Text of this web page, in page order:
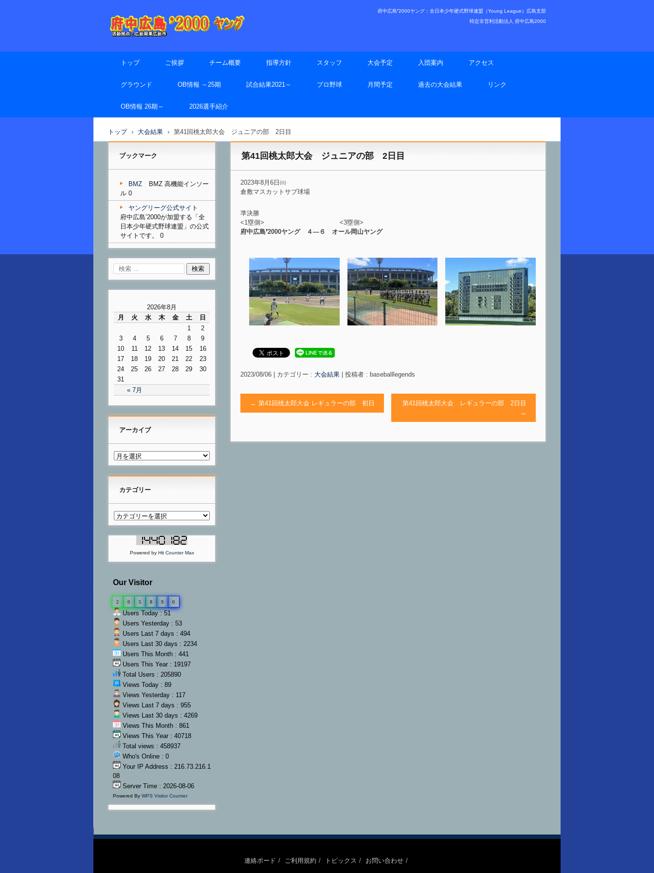
府中広島❜2000ヤング：全日本少年硬式野球連盟（Young League）広島支部
特定非営利活動法人 府中広島2000
トップ ご挨拶 チーム概要 指導方針 スタッフ 大会予定 入団案内 アクセス
グラウンド OB情報 ～25期 試合結果2021～ プロ野球 月間予定 過去の大会結果 リンク
OB情報 26期～ 2026選手紹介
トップ › 大会結果 › 第41回桃太郎大会 ジュニアの部 2日目
第41回桃太郎大会 ジュニアの部 2日目
2023年8月6日㈰
倉敷マスカットサブ球場
準決勝
<1塁側> <3塁側>
府中広島❜2000ヤング ４―６ オール岡山ヤング
2023/08/06 カテゴリー : 大会結果 投稿者 : baseballlegends
← 第41回桃太郎大会 レギュラーの部 初日
第41回桃太郎大会 レギュラーの部 2日目
→
ブックマーク
BMZ
BMZ 高機能インソー
ル 0
ヤングリーグ公式サイト
府中広島’2000が加盟する「全
日本少年硬式野球連盟」の公式
サイトです。 0
2026年8月
月
火 水 木 金 土 日
« 7月
1
2
3
4 5 6 7 8
9
10
11 12 13 14 15
16
17
18 19 20 21 22
23
24
25 26 27 28 29
30
31
アーカイブ
カテゴリー
Powered by Hit Counter Max
Our Visitor
2 0 5 8 9 0
Users Today : 51
Users Yesterday : 53
Users Last 7 days : 494
Users Last 30 days : 2234
Users This Month : 441
Users This Year : 19197
Total Users : 205890
Views Today : 89
Views Yesterday : 117
Views Last 7 days : 955
Views Last 30 days : 4269
Views This Month : 861
Views This Year : 40718
Total views : 458937
Who's Online : 0
Your IP Address : 216.73.216.1
08
Server Time : 2026-08-06
Powered By WPS Visitor Counter
連絡ボード ご利用規約 トピックス お問い合わせ